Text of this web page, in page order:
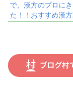
で、漢方のプロに
た！！おすすめ漢